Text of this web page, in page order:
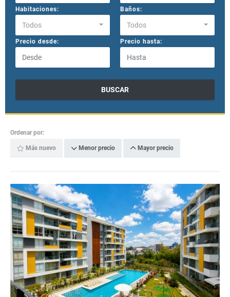
Habitaciones:
Todos
Baños:
Todos
Precio desde: Precio hasta:
BUSCAR
Ordenar por:
Más nuevo Menor precio Mayor precio